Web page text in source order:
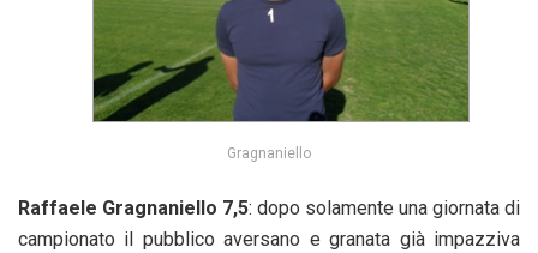
Gragnaniello
Raffaele Gragnaniello 7,5: dopo solamente una giornata di
campionato il pubblico aversano e granata già impazziva